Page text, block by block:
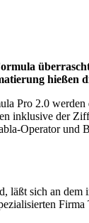
hießen
Pro 2.0
inklusive der
Operator und
läßt sich an